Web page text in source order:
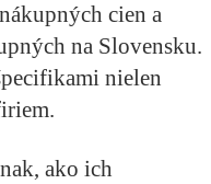
cien a
na Slovensku.
nielen
ako ich